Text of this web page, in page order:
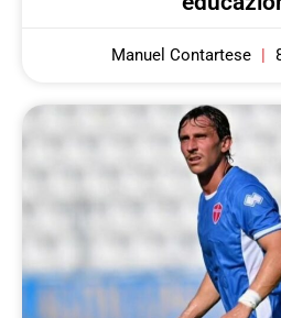
Manuel Contartese